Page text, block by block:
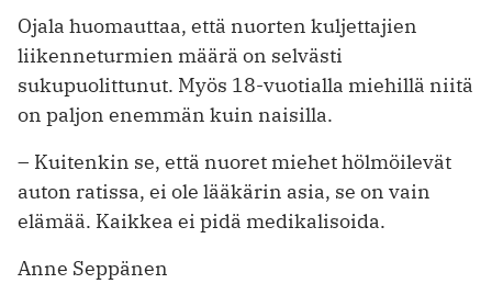
Ojala huomauttaa, että nuorten kuljettajien
liikenneturmien määrä on selvästi
sukupuolittunut. Myös 18-vuotialla miehillä niitä
on paljon enemmän kuin naisilla.
– Kuitenkin se, että nuoret miehet hölmöilevät
auton ratissa, ei ole lääkärin asia, se on vain
elämää. Kaikkea ei pidä medikalisoida.
Anne Seppänen